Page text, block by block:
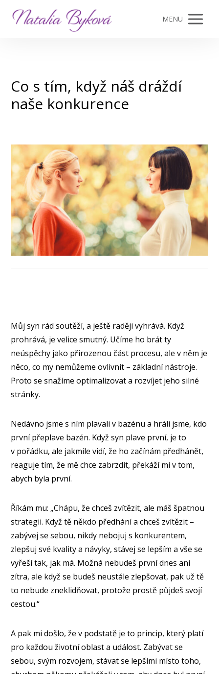
MENU
Co s tím, když náš dráždí
naše konkurence
Můj syn rád soutěží, a ještě raději vyhrává. Když
prohrává, je velice smutný. Učíme ho brát ty
neúspěchy jako přirozenou část procesu, ale v něm je
něco, co my nemůžeme ovlivnit – základní nástroje.
Proto se snažíme optimalizovat a rozvíjet jeho silné
stránky.
Nedávno jsme s ním plavali v bazénu a hráli jsme, kdo
první přeplave bazén. Když syn plave první, je to
v pořádku, ale jakmile vidí, že ho začínám předhánět,
reaguje tím, že mě chce zabrzdit, překáží mi v tom,
abych byla první.
Říkám mu: „Chápu, že chceš zvítězit, ale máš špatnou
strategii. Když tě někdo předhání a chceš zvítězit –
zabývej se sebou, nikdy nebojuj s konkurentem,
zlepšuj své kvality a návyky, stávej se lepším a vše se
vyřeší tak, jak má. Možná nebudeš první dnes ani
zítra, ale když se budeš neustále zlepšovat, pak už tě
to nebude zneklidňovat, protože prostě půjdeš svojí
cestou.“
A pak mi došlo, že v podstatě je to princip, který platí
pro každou životní oblast a událost. Zabývat se
sebou, svým rozvojem, stávat se lepšími místo toho,